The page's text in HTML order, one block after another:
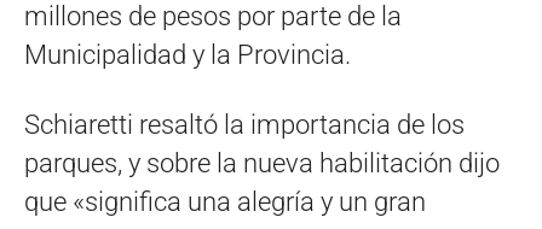
millones de pesos por parte de la
Municipalidad y la Provincia.
Schiaretti resaltó la importancia de los
parques, y sobre la nueva habilitación dijo
que «significa una alegría y un gran